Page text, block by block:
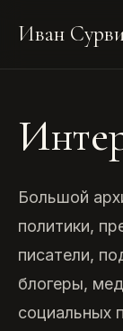
Иван
Большой
политики,
писатели,
блогеры,
социальных